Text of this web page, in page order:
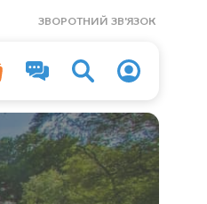
ЗВОРОТНИЙ ЗВ'ЯЗОК